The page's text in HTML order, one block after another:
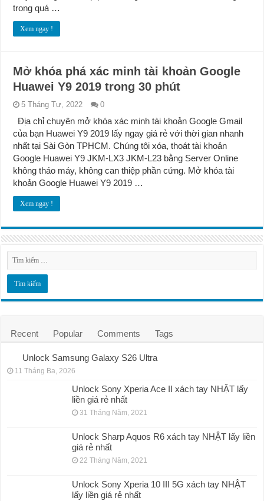
trong quá …
Xem ngay !
Mở khóa phá xác minh tài khoản Google
Huawei Y9 2019 trong 30 phút
5 Tháng Tư, 2022 0
Địa chỉ chuyên mở khóa xác minh tài khoản Google Gmail
của bạn Huawei Y9 2019 lấy ngay giá rẻ với thời gian nhanh
nhất tại Sài Gòn TPHCM. Chúng tôi xóa, thoát tài khoản
Google Huawei Y9 JKM-LX3 JKM-L23 bằng Server Online
không tháo máy, không can thiệp phần cứng. Mở khóa tài
khoản Google Huawei Y9 2019 …
Xem ngay !
Recent Popular Comments Tags
Unlock Samsung Galaxy S26 Ultra
11 Tháng Ba, 2026
Unlock Sony Xperia Ace II xách tay NHẬT lấy
liền giá rẻ nhất
31 Tháng Năm, 2021
Unlock Sharp Aquos R6 xách tay NHẬT lấy liền
giá rẻ nhất
22 Tháng Năm, 2021
Unlock Sony Xperia 10 III 5G xách tay NHẬT
lấy liền giá rẻ nhất